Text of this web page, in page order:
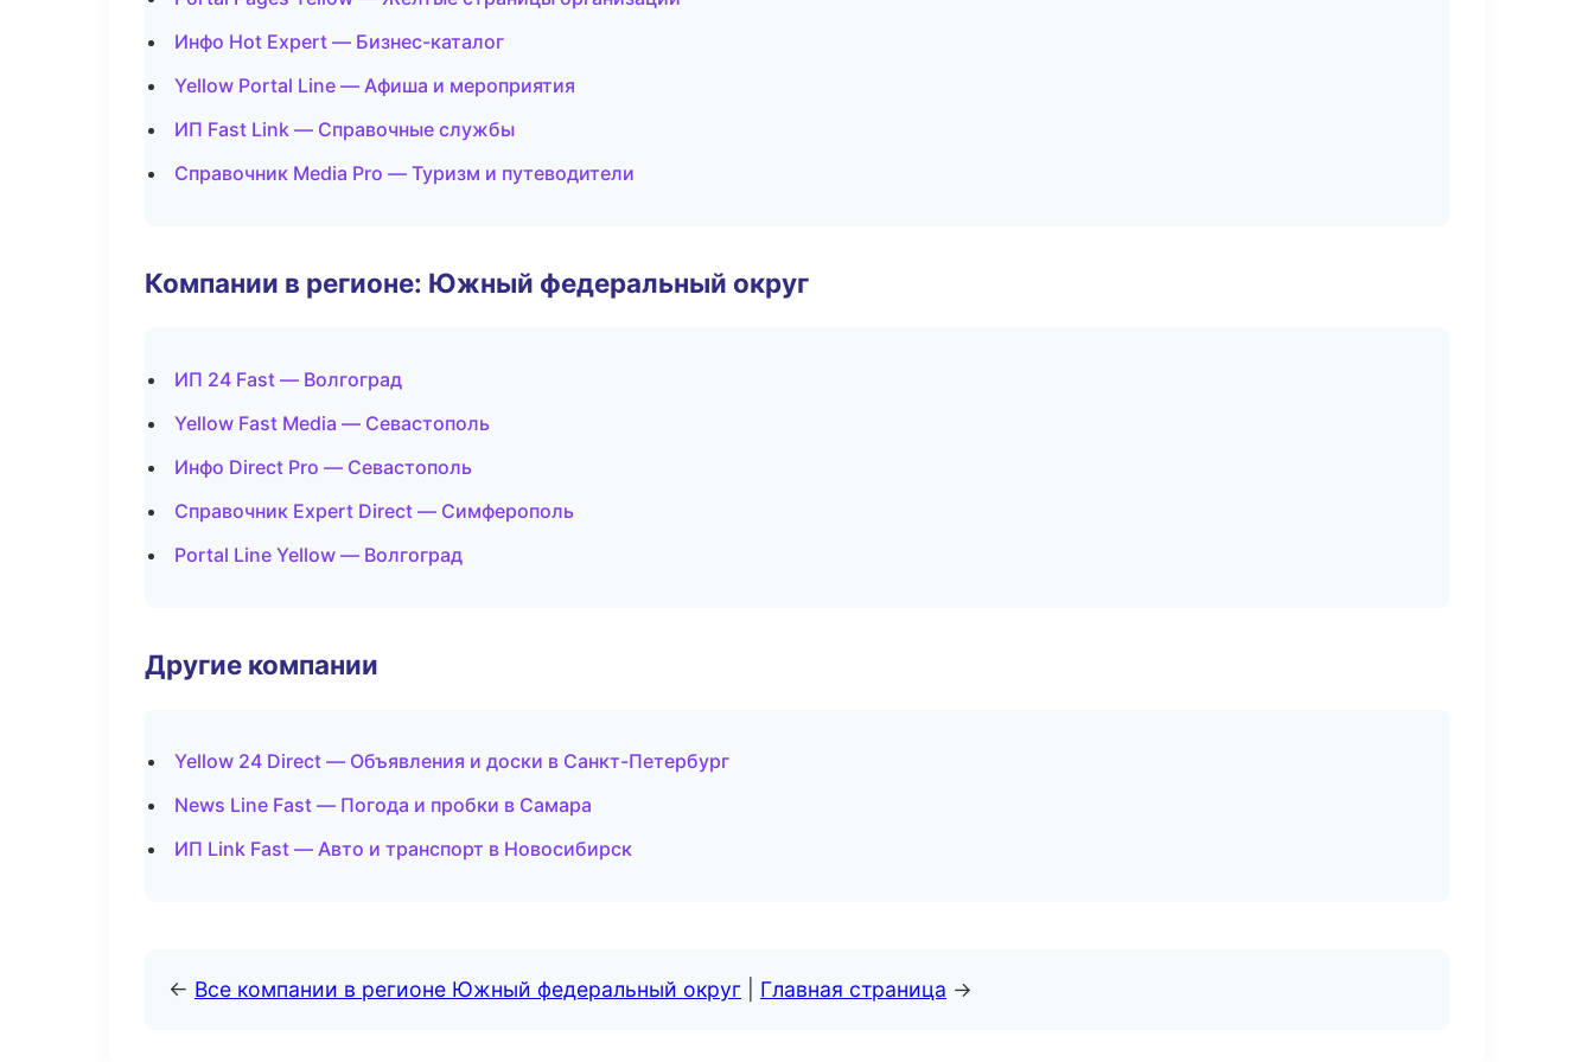
Инфо Hot Expert — Бизнес-каталог
Yellow Portal Line — Афиша и мероприятия
ИП Fast Link — Справочные службы
Справочник Media Pro — Туризм и путеводители
Компании в регионе: Южный федеральный округ
ИП 24 Fast — Волгоград
Yellow Fast Media — Севастополь
Инфо Direct Pro — Севастополь
Справочник Expert Direct — Симферополь
Portal Line Yellow — Волгоград
Другие компании
Yellow 24 Direct — Объявления и доски в Санкт-Петербург
News Line Fast — Погода и пробки в Самара
ИП Link Fast — Авто и транспорт в Новосибирск
← Все компании в регионе Южный федеральный округ Главная страница →